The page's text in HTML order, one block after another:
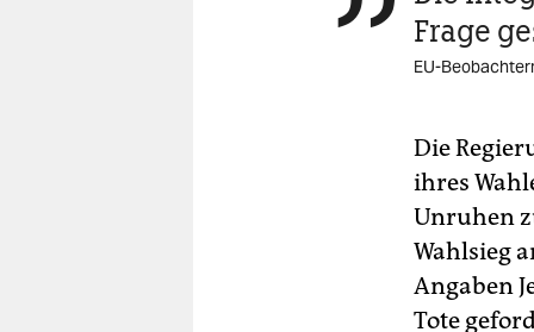
Frage
EU-
Die
ihres
Unruhen
Wahlsieg
Angaben
Tote